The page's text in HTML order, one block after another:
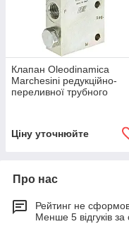
Клапан Oleodinamica
Marchesini редукційно-
переливної трубного
Ціну уточнюйте
Про нас
Рейтинг не
Менше 5 відгуків за